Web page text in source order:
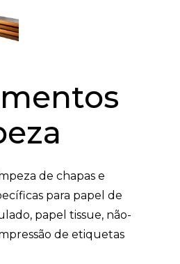
de chapas e
para papel de
papel tissue, não-
de etiquetas